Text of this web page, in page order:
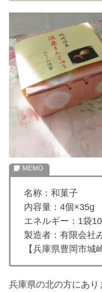
名称：和菓子
内容量：4個×35g
エネルギー：1袋
製造者：有限会社
【兵庫県豊岡市城
兵庫県の北の方にあ